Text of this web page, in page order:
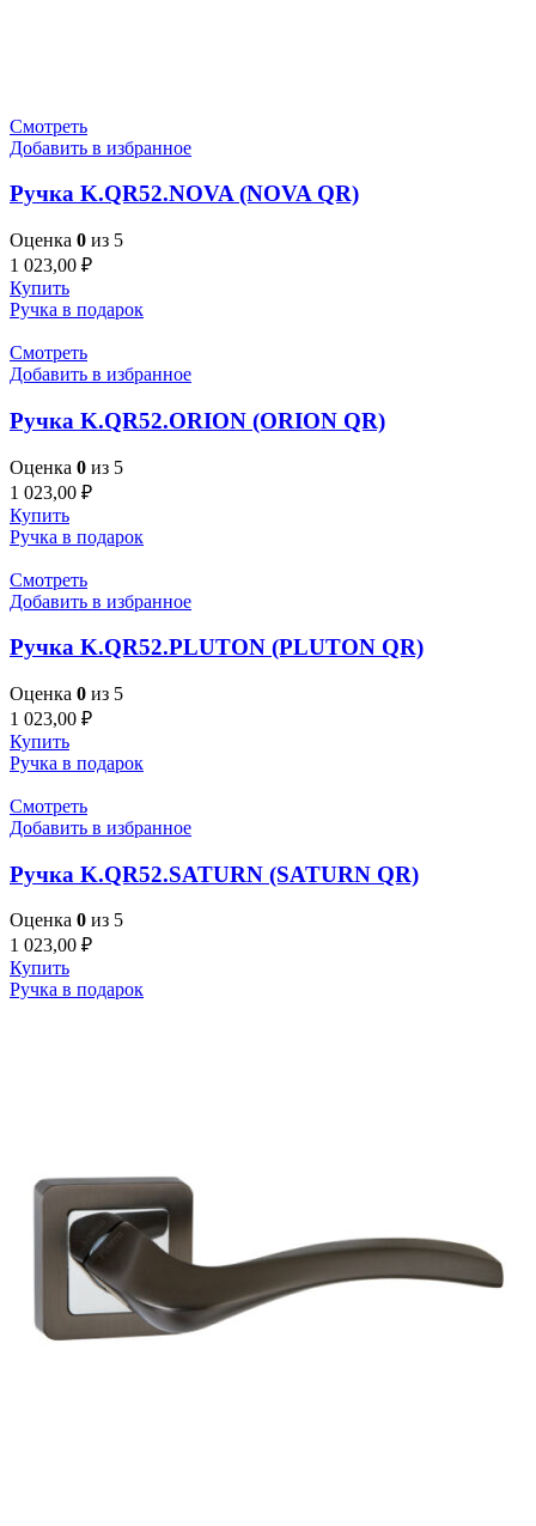
Смотреть
Добавить в избранное
Ручка K.QR52.NOVA (NOVA QR)
Оценка 0 из 5
1 023,00 ₽
Купить
Ручка в подарок
Смотреть
Добавить в избранное
Ручка K.QR52.ORION (ORION QR)
Оценка 0 из 5
1 023,00 ₽
Купить
Ручка в подарок
Смотреть
Добавить в избранное
Ручка K.QR52.PLUTON (PLUTON QR)
Оценка 0 из 5
1 023,00 ₽
Купить
Ручка в подарок
Смотреть
Добавить в избранное
Ручка K.QR52.SATURN (SATURN QR)
Оценка 0 из 5
1 023,00 ₽
Купить
Ручка в подарок